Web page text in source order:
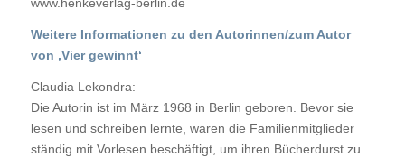
www.henkeverlag-berlin.de
Weitere Informationen zu den Autorinnen/zum Autor
von ‚Vier gewinnt‘
Claudia Lekondra:
Die Autorin ist im März 1968 in Berlin geboren. Bevor sie
lesen und schreiben lernte, waren die Familienmitglieder
ständig mit Vorlesen beschäftigt, um ihren Bücherdurst zu